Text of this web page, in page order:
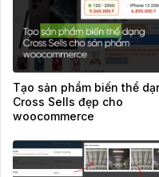
Tạo sản phẩm biến thể
Cross Sells đẹp cho
woocommerce